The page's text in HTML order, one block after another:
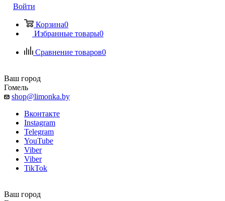
Войти
Корзина0
Избранные товары0
Сравнение товаров0
Ваш город
Гомель
shop@limonka.by
Вконтакте
Instagram
Telegram
YouTube
Viber
Viber
TikTok
Ваш город